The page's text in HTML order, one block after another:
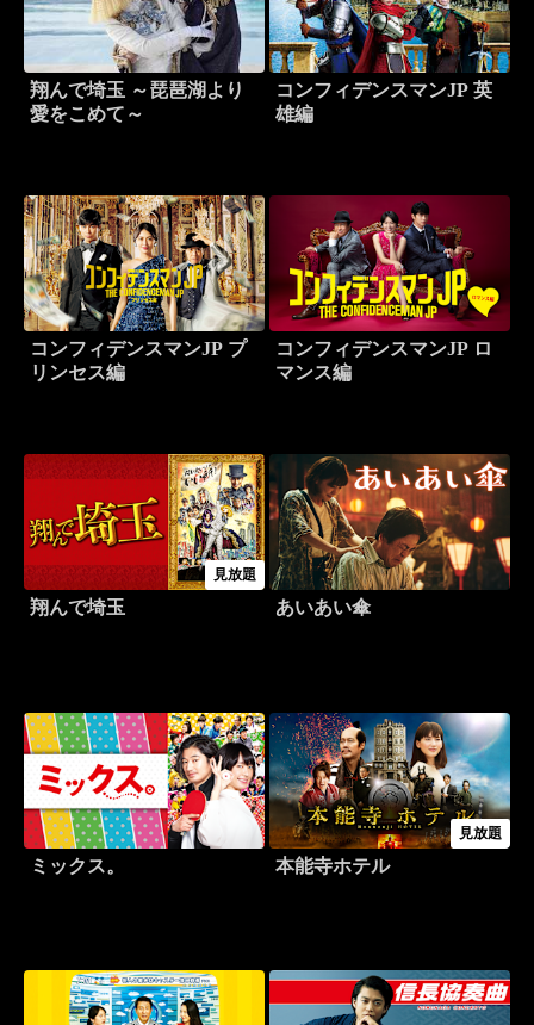
翔んで埼玉 ～琵琶湖より
愛をこめて～
コンフィデンスマンJP 英
雄編
コンフィデンスマンJP プ
リンセス編
コンフィデンスマンJP ロ
マンス編
見放題
翔んで埼玉 あいあい傘
ミックス。
見放題
本能寺ホテル